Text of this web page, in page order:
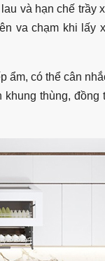
và hạn chế trầy
va chạm khi lấy
ẩm, có thể cân
khung thùng,